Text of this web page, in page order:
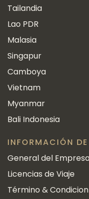
Tailandia
Lao PDR
Malasia
Singapur
Camboya
Vietnam
Myanmar
Bali Indonesia
INFORMACIÓN DE
General del
Licencias de Viaje
Término & Condicion